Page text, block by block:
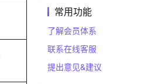
常用功能
了解会员体系
联系在线客服
提出意见&建议